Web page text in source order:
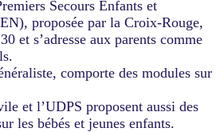
Secours Enfants et
proposée par la Croix-Rouge,
et s’adresse aux parents comme
comporte des modules sur
et l’UDPS proposent aussi des
les bébés et jeunes enfants.